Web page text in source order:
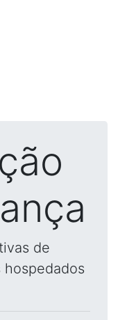
de
hospedados